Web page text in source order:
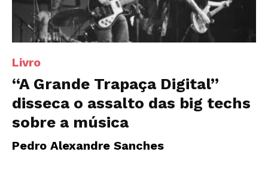
Livro
“A Grande Trapaça Digital”
disseca o assalto das big techs
sobre a música
Pedro Alexandre Sanches